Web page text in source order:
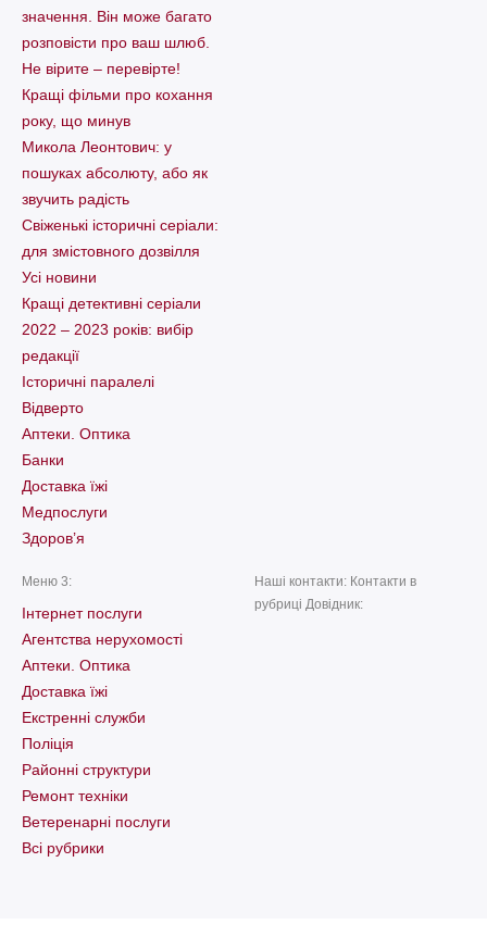
значення. Він може багато
розповісти про ваш шлюб.
Не вірите – перевірте!
Кращі фільми про кохання
року, що минув
Микола Леонтович: у
пошуках абсолюту, або як
звучить радість
Свіженькі історичні серіали:
для змістовного дозвілля
Усі новини
Кращі детективні серіали
2022 – 2023 років: вибір
редакції
Історичні паралелі
Відверто
Аптеки. Оптика
Банки
Доставка їжі
Медпослуги
Здоров’я
Меню 3:
Інтернет послуги
Агентства нерухомості
Аптеки. Оптика
Доставка їжі
Екстренні служби
Поліція
Районні структури
Ремонт техніки
Ветеренарні послуги
Всі рубрики
Наші контакти: Контакти в
рубриці Довідник: